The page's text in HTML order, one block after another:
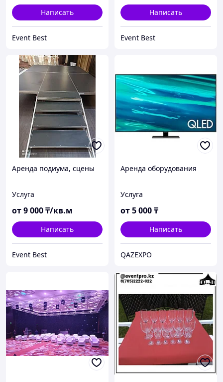
Написать
Event Best
Написать
Event Best
Аренда подиума, сцены
Услуга
от9 000₸/кв.м
Написать
Event Best
Аренда оборудования
Услуга
от5 000₸
Написать
QAZEXPO